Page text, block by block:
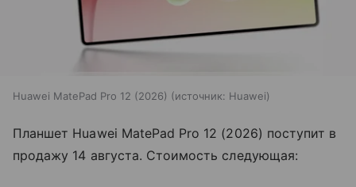
Huawei MatePad Pro 12 (2026) источник: Huawei
Планшет Huawei MatePad Pro 12 (2026) поступит в
продажу 14 августа. Стоимость следующая: